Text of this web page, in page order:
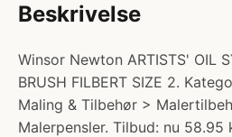
Beskrivelse
Winsor Newton ARTISTS' OIL
BRUSH FILBERT SIZE 2.
Maling & Tilbehør >
Malerpensler. Tilbud: nu 58.95